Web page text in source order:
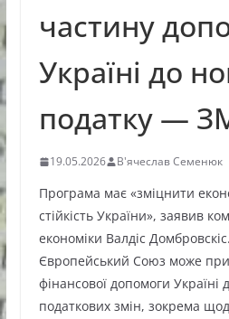
частину
Україні до
податку —
19.05.2026 В'ячеслав Семенюк
Програма має «зміцнити
стійкість України», заявив
економіки Валдіс Домбровскіс.
Європейський Союз може
фінансової допомоги Україні
податкових змін, зокрема